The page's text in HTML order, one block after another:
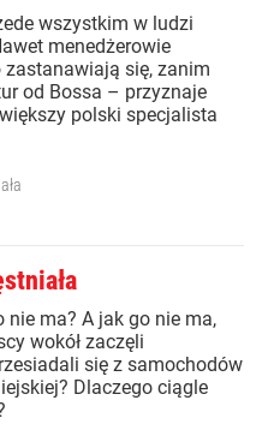
wszystkim w ludzi
menedżerowie
zastanawiają się, zanim
od Bossa – przyznaje
polski specjalista
nie ma? A jak go nie ma,
wokół zaczęli
się z samochodów
Dlaczego ciągle